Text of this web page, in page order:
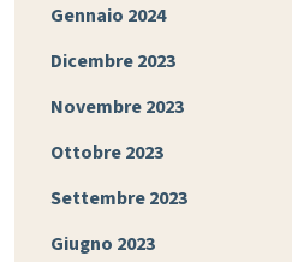
Gennaio 2024
Dicembre 2023
Novembre 2023
Ottobre 2023
Settembre 2023
Giugno 2023